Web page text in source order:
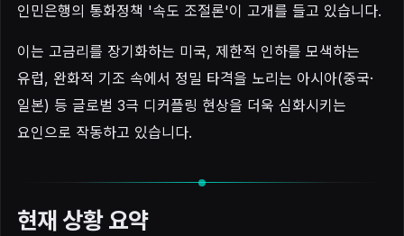
인민은행의 통화정책 '속도 조절론'이 고개를 들고 있습니다.
이는 고금리를 장기화하는 미국, 제한적 인하를 모색하는
유럽, 완화적 기조 속에서 정밀 타격을 노리는 아시아(중국·
일본) 등 글로벌 3극 디커플링 현상을 더욱 심화시키는
요인으로 작동하고 있습니다.
현재 상황 요약